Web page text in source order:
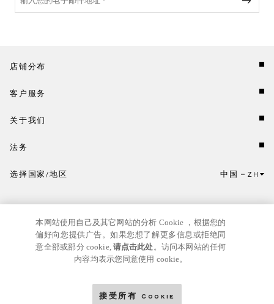
店铺分布
客户服务
关于我们
法务
点击此处选择国家/地区和语言。
选择国家/地区 中国 ZH
本网站使用自己及其它网站的分析 Cookie ，根据您的
偏好向您提供广告。如果您想了解更多信息或拒绝同
意全部或部分 cookie,请点击此处。访问本网站的任何
内容均表示您同意使用 cookie。
接受所有 Cookie